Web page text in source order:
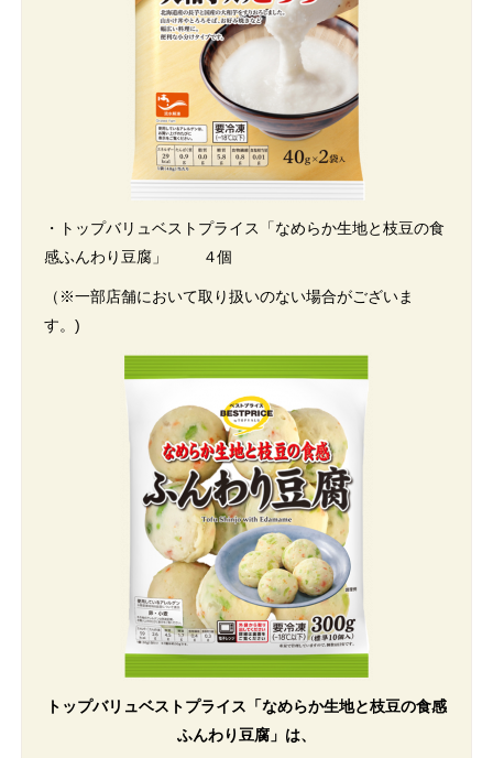
・トップバリュベストプライス「なめらか生地と枝豆の食
感ふんわり豆腐」 ４個
（※一部店舗において取り扱いのない場合がございま
す。)
トップバリュベストプライス「なめらか生地と枝豆の食感
ふんわり豆腐」は、